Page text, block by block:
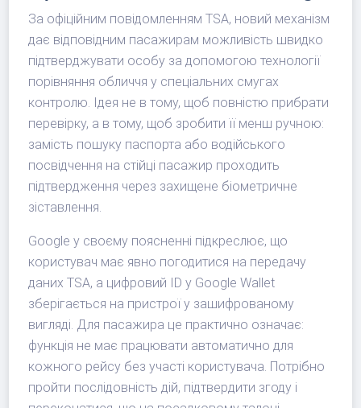
За офіційним повідомленням TSA, новий механізм
дає відповідним пасажирам можливість швидко
підтверджувати особу за допомогою технології
порівняння обличчя у спеціальних смугах
контролю. Ідея не в тому, щоб повністю прибрати
перевірку, а в тому, щоб зробити її менш ручною:
замість пошуку паспорта або водійського
посвідчення на стійці пасажир проходить
підтвердження через захищене біометричне
зіставлення.
Google у своєму поясненні підкреслює, що
користувач має явно погодитися на передачу
даних TSA, а цифровий ID у Google Wallet
зберігається на пристрої у зашифрованому
вигляді. Для пасажира це практично означає:
функція не має працювати автоматично для
кожного рейсу без участі користувача. Потрібно
пройти послідовність дій, підтвердити згоду і